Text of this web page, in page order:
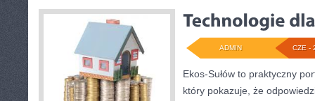
CZE -
ADMIN
Ekos-Sułów to praktyczny
który pokazuje, że